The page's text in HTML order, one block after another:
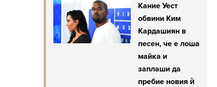
Кание Уест
обвини Ким
Кардашиян в
песен, че е лоша
майка и
заплаши да
пребие новия ѝ